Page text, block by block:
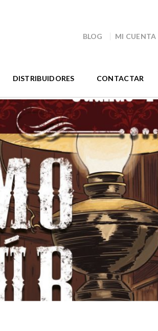
BLOG MI CUENTA
DISTRIBUIDORES CONTACTAR